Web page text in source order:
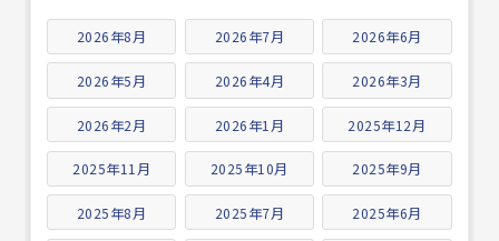
2026年8月 2026年7月 2026年6月
2026年5月 2026年4月 2026年3月
2026年2月 2026年1月 2025年12月
2025年11月 2025年10月 2025年9月
2025年8月 2025年7月 2025年6月